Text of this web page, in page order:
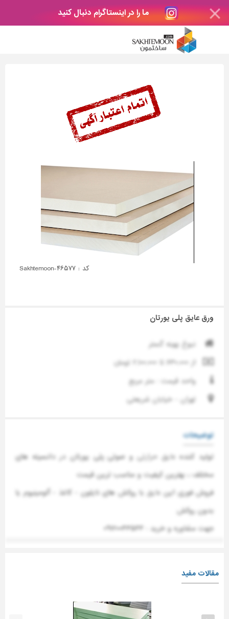
ما را در اینستاگرام دنبال کنید
کد : Sakhtemoon-۴۶۵۷۷
ورق عایق پلی یورتان
نبوغ بهینه گستر
واحد قیمت : متر مربع
تهران - خیابان شریعتی
توضیحات
تولید کننده عایق حرارتی و صوتی پلی یورتان در دانسیته های
مختلف ، بهترین کیفیت و مناسب ترین قیمت
فروش فوری این عایق با روکش های نایلون - کاغذ - آلومینیوم یا
بدون روکش
جهت مشاوره و خرید : ۰۹۱۲۰۰۴۳۵۴۴
مقالات مفید